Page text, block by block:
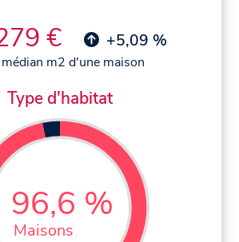
€ +5,09 %
m2 d'une maison
Type d'habitat
96,6 %
Maisons